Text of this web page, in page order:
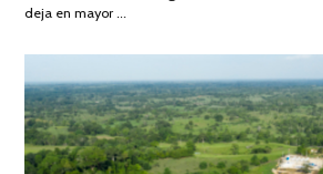
DE
deja en mayor …